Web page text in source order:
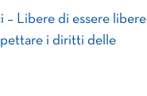
– Libere di essere libere
i diritti delle